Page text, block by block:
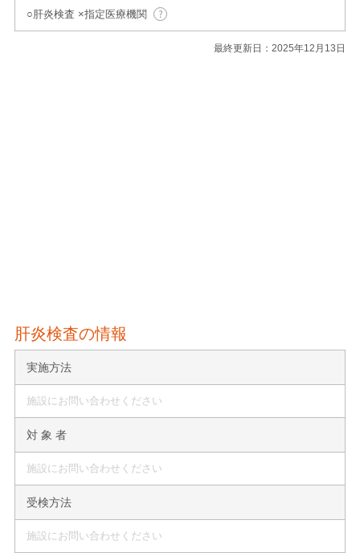
○肝炎検査 ×指定医療機関
最終更新日：2025年12月13日
肝炎検査の情報
実施方法
施設にお問い合わせください
対 象 者
施設にお問い合わせください
受検方法
施設にお問い合わせください